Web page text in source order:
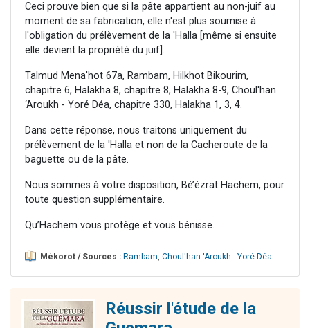
Ceci prouve bien que si la pâte appartient au non-juif au
moment de sa fabrication, elle n'est plus soumise à
l'obligation du prélèvement de la 'Halla [même si ensuite
elle devient la propriété du juif].
Talmud Mena'hot 67a, Rambam, Hilkhot Bikourim,
chapitre 6, Halakha 8, chapitre 8, Halakha 8-9, Choul'han
‘Aroukh - Yoré Déa, chapitre 330, Halakha 1, 3, 4.
Dans cette réponse, nous traitons uniquement du
prélèvement de la 'Halla et non de la Cacheroute de la
baguette ou de la pâte.
Nous sommes à votre disposition, Bé’ézrat Hachem, pour
toute question supplémentaire.
Qu’Hachem vous protège et vous bénisse.
Mékorot / Sources : Rambam, Choul'han 'Aroukh - Yoré Déa.
Réussir l'étude de la